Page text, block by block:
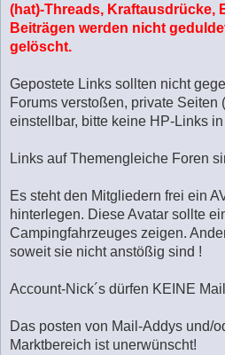
(hat)-Threads, Kraftausdrücke,
Beiträgen werden nicht
gelöscht.
Gepostete Links sollten nicht
Forums verstoßen, private Seiten
einstellbar, bitte keine HP-Links
Links auf Themengleiche Foren
Es steht den Mitgliedern frei ein
hinterlegen. Diese Avatar sollte
Campingfahrzeuges zeigen.
soweit sie nicht anstößig sind !
Account-Nick´s dürfen KEINE
Das posten von Mail-Addys und/
Marktbereich ist unerwünscht!